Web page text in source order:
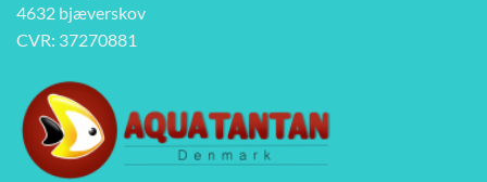
4632 bjæverskov
CVR: 37270881